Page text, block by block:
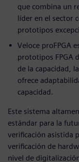
que combina un
líder en el sector
prototipos
Veloce proFPGA
prototipos FPGA
de la capacidad,
ofrece
capacidad.
Este sistema
estándar para la
verificación asistida
verificación de
nivel de